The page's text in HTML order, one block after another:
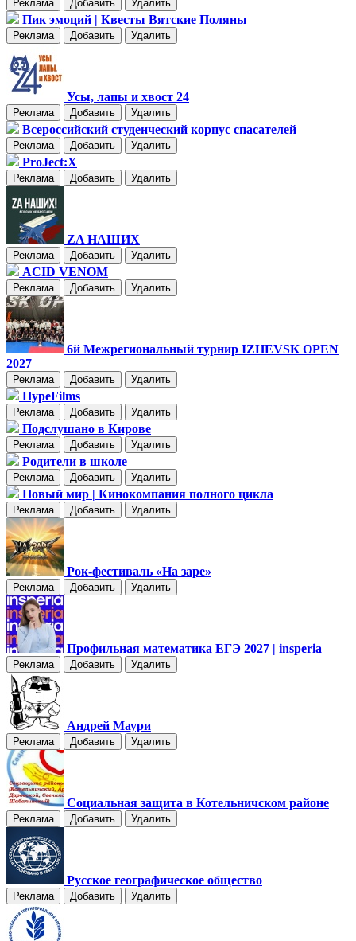
Реклама Добавить Удалить
Пик эмоций | Квесты Вятские Поляны
Реклама Добавить Удалить
Усы, лапы и хвост 24
Реклама Добавить Удалить
Всероссийский студенческий корпус спасателей
Реклама Добавить Удалить
ProJect:X
Реклама Добавить Удалить
ZA НАШИХ
Реклама Добавить Удалить
ACID VENOM
Реклама Добавить Удалить
6й Межрегиональный турнир IZHEVSK OPEN
2027
Реклама Добавить Удалить
HypeFilms
Реклама Добавить Удалить
Подслушано в Кирове
Реклама Добавить Удалить
Родители в школе
Реклама Добавить Удалить
Новый мир | Кинокомпания полного цикла
Реклама Добавить Удалить
Рок-фестиваль «На заре»
Реклама Добавить Удалить
Профильная математика ЕГЭ 2027 | insperia
Реклама Добавить Удалить
Андрей Маури
Реклама Добавить Удалить
Социальная защита в Котельничском районе
Реклама Добавить Удалить
Русское географическое общество
Реклама Добавить Удалить